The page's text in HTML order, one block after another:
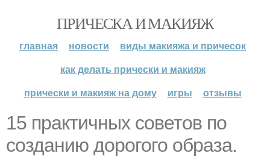
ПРИЧЕСКА И МАКИЯЖ
главная новости
виды макияжа и причесок
как делать прически и макияж
прически и макияж на дому
игры отзывы
15 практичных советов по
созданию дорогого образа.